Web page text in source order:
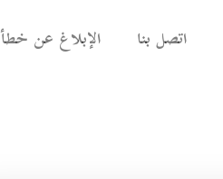
اتصل بنا الإبلاغ عن خطأ